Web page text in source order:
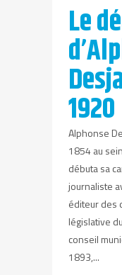
Le
1920
Alphonse
1854 au
débuta sa
journaliste
éditeur des
législative
conseil
1893,...